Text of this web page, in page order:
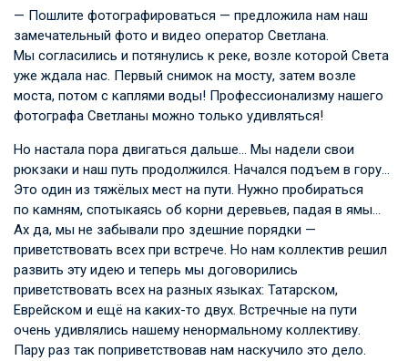
— Пошлите фотографироваться — предложила нам наш
замечательный фото и видео оператор Светлана.
Мы согласились и потянулись к реке, возле которой Света
уже ждала нас. Первый снимок на мосту, затем возле
моста, потом с каплями воды! Профессионализму нашего
фотографа Светланы можно только удивляться!
Но настала пора двигаться дальше… Мы надели свои
рюкзаки и наш путь продолжился. Начался подъем в гору…
Это один из тяжёлых мест на пути. Нужно пробираться
по камням, спотыкаясь об корни деревьев, падая в ямы…
Ах да, мы не забывали про здешние порядки —
приветствовать всех при встрече. Но нам коллектив решил
развить эту идею и теперь мы договорились
приветствовать всех на разных языках: Татарском,
Еврейском и ещё на каких-то двух. Встречные на пути
очень удивлялись нашему ненормальному коллективу.
Пару раз так поприветствовав нам наскучило это дело.